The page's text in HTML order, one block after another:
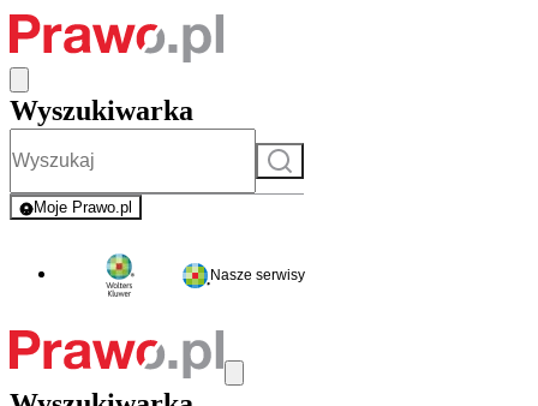
Wyszukiwarka
Szukaj
Moje Prawo.pl
- rejestracja i logowanie do serwisu
Nasze serwisy